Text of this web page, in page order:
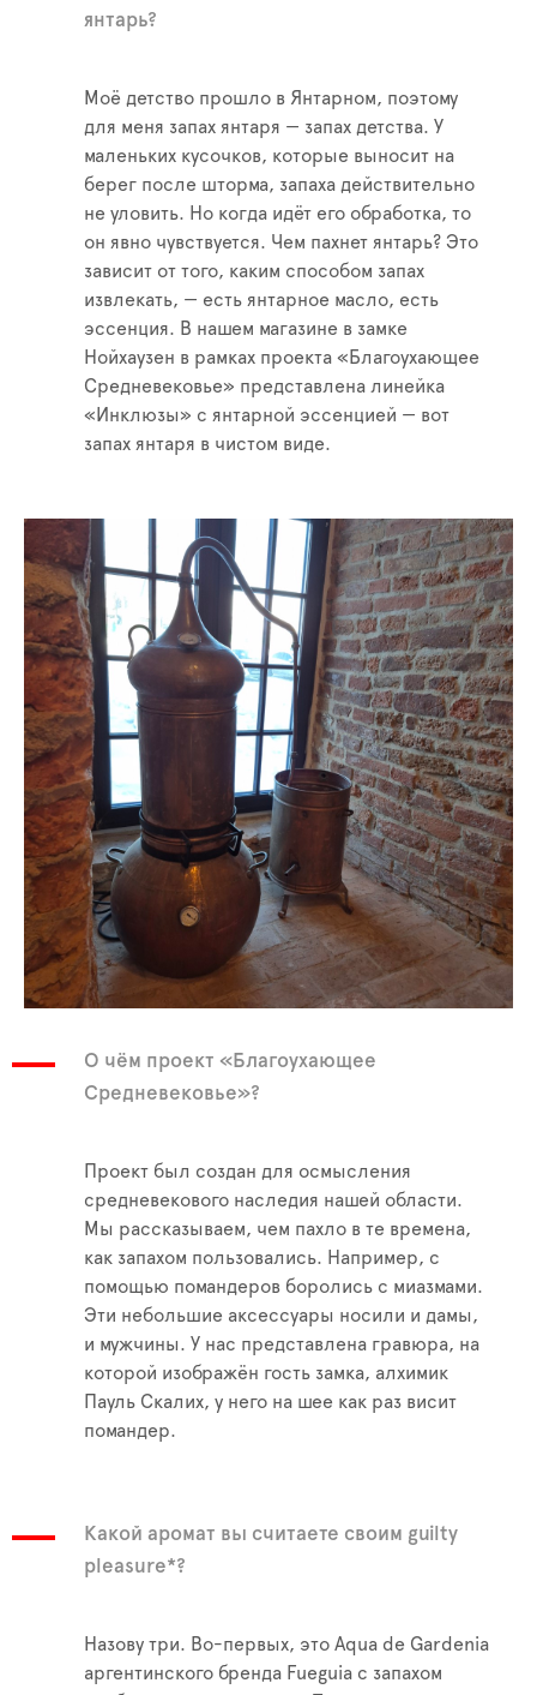
янтарь?
Моё детство прошло в Янтарном, поэтому
для меня запах янтаря — запах детства. У
маленьких кусочков, которые выносит на
берег после шторма, запаха действительно
не уловить. Но когда идёт его обработка, то
он явно чувствуется. Чем пахнет янтарь? Это
зависит от того, каким способом запах
извлекать, — есть янтарное масло, есть
эссенция. В нашем магазине в замке
Нойхаузен в рамках проекта «Благоухающее
Средневековье» представлена линейка
«Инклюзы» с янтарной эссенцией — вот
запах янтаря в чистом виде.
О чём проект «Благоухающее
Средневековье»?
Проект был создан для осмысления
средневекового наследия нашей области.
Мы рассказываем, чем пахло в те времена,
как запахом пользовались. Например, с
помощью помандеров боролись с миазмами.
Эти небольшие аксессуары носили и дамы,
и мужчины. У нас представлена гравюра, на
которой изображён гость замка, алхимик
Пауль Скалих, у него на шее как раз висит
помандер.
Какой аромат вы считаете своим guilty
pleasure*?
Назову три. Во-первых, это Aqua de Gardenia
аргентинского бренда Fueguia с запахом